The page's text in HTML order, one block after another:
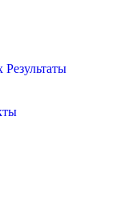
Результаты